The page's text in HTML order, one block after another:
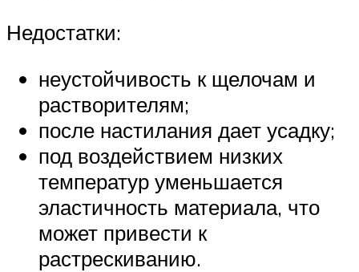
Недостатки:
неустойчивость к щелочам и
растворителям;
после настилания дает усадку;
под воздействием низких
температур уменьшается
эластичность материала, что
может привести к
растрескиванию.